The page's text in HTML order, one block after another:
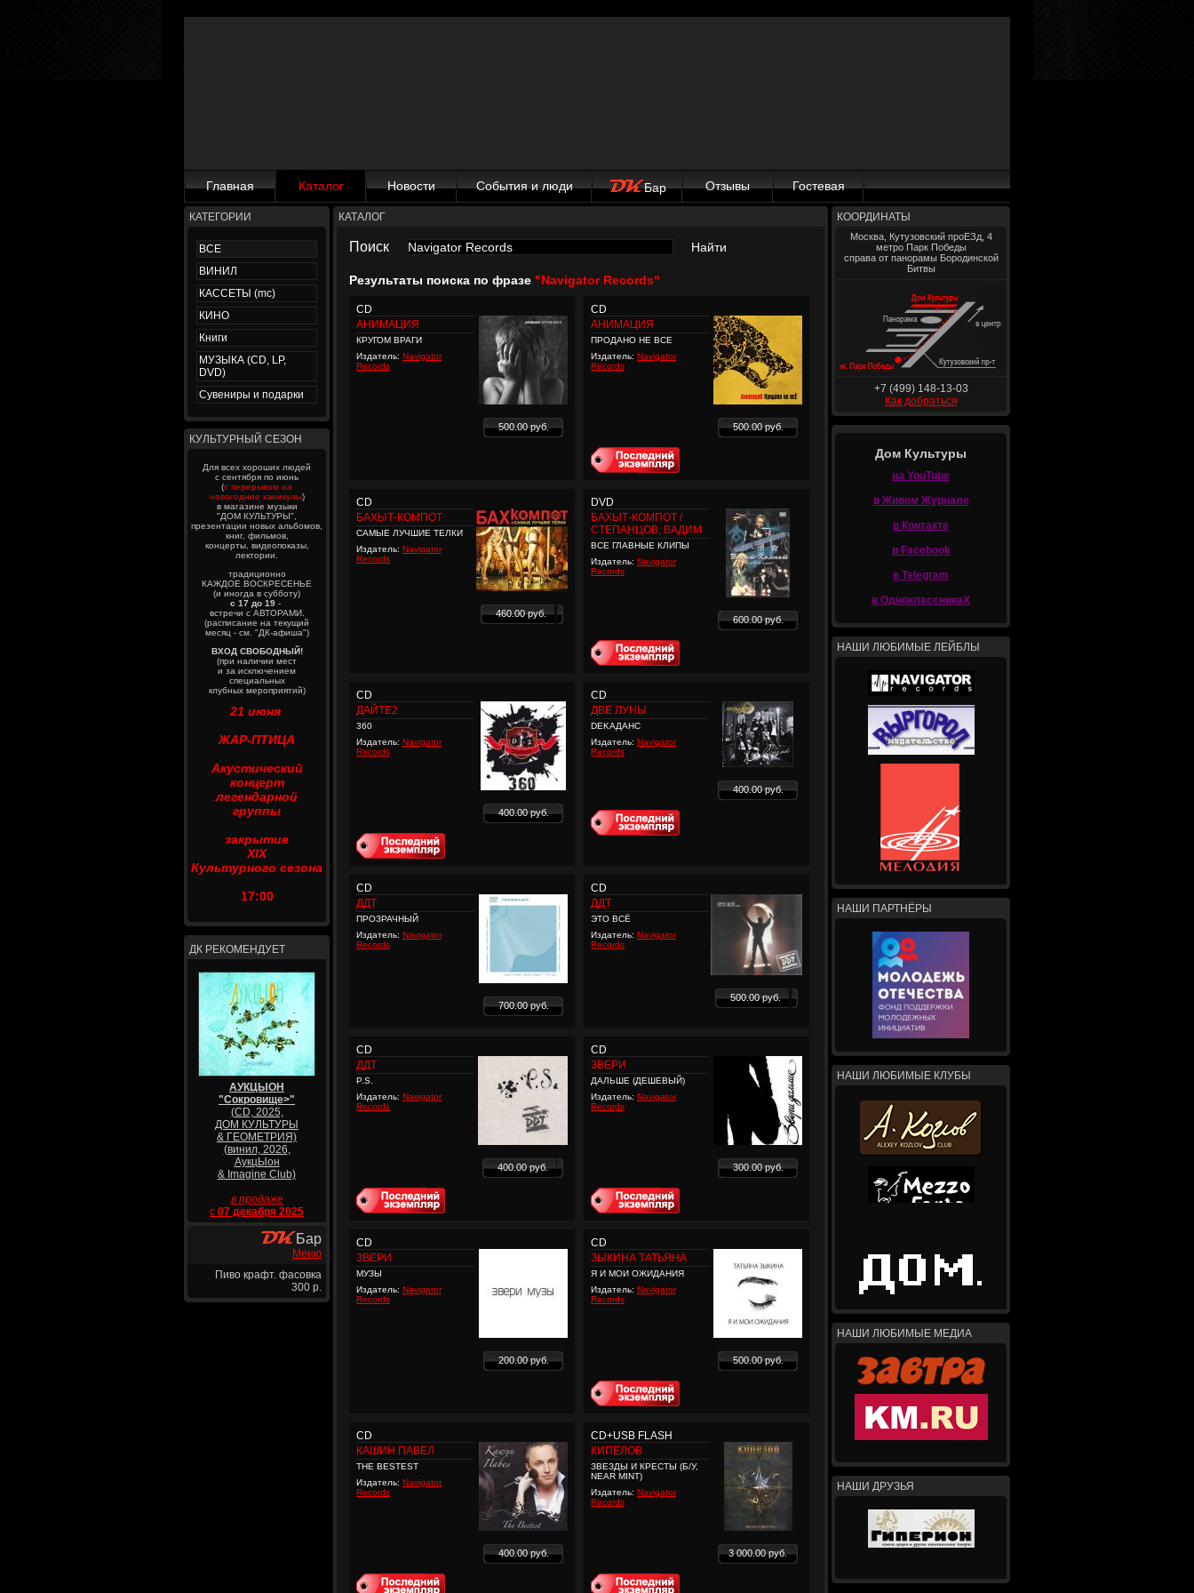
Главная Каталог Новости События и люди Бар Отзывы Гостевая
КАТЕГОРИИ
ВСЕ
ВИНИЛ
КАССЕТЫ (mc)
КИНО
Книги
МУЗЫКА (CD, LP,
DVD)
Сувениры и подарки
КУЛЬТУРНЫЙ СЕЗОН
Для всех хороших людей
с сентября по июнь
(с перерывом на
новогодние каникулы)
в магазине музыки
"ДОМ КУЛЬТУРЫ",
презентации новых альбомов,
книг, фильмов,
концерты, видеопоказы,
лектории.
традиционно
КАЖДОЕ ВОСКРЕСЕНЬЕ
(и иногда в субботу)
с 17 до 19 -
встречи с АВТОРАМИ.
(расписание на текущий
месяц - см. "ДК-афиша")
ВХОД СВОБОДНЫЙ!
(при наличии мест
и за исключением
специальных
клубных мероприятий)
21 июня
ЖАР-ПТИЦА
Акустический
концерт
легендарной
группы
закрытие
XIX
Культурного сезона
17:00
ДК РЕКОМЕНДУЕТ
АУКЦЫОН
"Сокровище>"
(CD, 2025,
ДОМ КУЛЬТУРЫ
& ГЕОМЕТРИЯ)
(винил, 2026,
АукцЫон
& Imagine Club)
в продаже
с 07 декабря 2025
Бар
Меню
Пиво крафт. фасовка
300 р.
КАТАЛОГ
Поиск Найти
Результаты поиска по фразе "Navigator Records"
CD
АНИМАЦИЯ
КРУГОМ ВРАГИ
Издатель: Navigator
Records
500.00 руб.
CD
АНИМАЦИЯ
ПРОДАНО НЕ ВСЕ
Издатель: Navigator
Records
500.00 руб.
CD
БАХЫТ-КОМПОТ
САМЫЕ ЛУЧШИЕ ТЕЛКИ
Издатель: Navigator
Records
460.00 руб.
DVD
БАХЫТ-КОМПОТ /
СТЕПАНЦОВ, ВАДИМ
ВСЕ ГЛАВНЫЕ КЛИПЫ
Издатель: Navigator
Records
600.00 руб.
CD
ДАЙТЕ2
360
Издатель: Navigator
Records
400.00 руб.
CD
ДВЕ ЛУНЫ
DEKAДАНС
Издатель: Navigator
Records
400.00 руб.
CD
ДДТ
ПРОЗРАЧНЫЙ
Издатель: Navigator
Records
700.00 руб.
CD
ДДТ
ЭТО ВСЁ
Издатель: Navigator
Records
500.00 руб.
CD
ДДТ
P.S.
Издатель: Navigator
Records
400.00 руб.
CD
ЗВЕРИ
ДАЛЬШЕ (ДЕШЕВЫЙ)
Издатель: Navigator
Records
300.00 руб.
CD
ЗВЕРИ
МУЗЫ
Издатель: Navigator
Records
200.00 руб.
CD
ЗЫКИНА ТАТЬЯНА
Я И МОИ ОЖИДАНИЯ
Издатель: Navigator
Records
500.00 руб.
CD
КАШИН ПАВЕЛ
THE BESTEST
Издатель: Navigator
Records
400.00 руб.
CD+USB FLASH
КИПЕЛОВ
ЗВЕЗДЫ И КРЕСТЫ (Б/У,
NEAR MINT)
Издатель: Navigator
Records
3 000.00 руб.
КООРДИНАТЫ
Москва, Кутузовский проЕЗд, 4
метро Парк Победы
справа от панорамы Бородинской
Битвы
+7 (499) 148-13-03
Как добраться
Дом Культуры
на YouTube
в Живом Журнале
в Контакте
в Facebook
в Telegram
в ОдноклассникаХ
НАШИ ЛЮБИМЫЕ ЛЕЙБЛЫ
НАШИ ПАРТНЁРЫ
НАШИ ЛЮБИМЫЕ КЛУБЫ
НАШИ ЛЮБИМЫЕ МЕДИА
НАШИ ДРУЗЬЯ